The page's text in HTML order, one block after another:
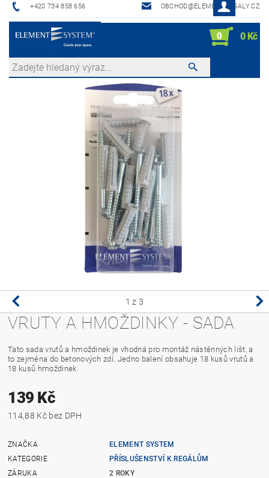
+420 734 858 656 OBCHOD@ELEMENTREGALY.CZ
0 0 Kč
1 z 3
VRUTY A HMOŽDINKY - SADA
Tato sada vrutů a hmoždinek je vhodná pro montáž nástěnných lišt, a
to zejména do betonových zdí. Jedno balení obsahuje 18 kusů vrutů a
18 kusů hmoždinek.
139 Kč
114,88 Kč bez DPH
ZNAČKA
ELEMENT SYSTEM
KATEGORIE
PŘÍSLUŠENSTVÍ K REGÁLŮM
ZÁRUKA
2 ROKY